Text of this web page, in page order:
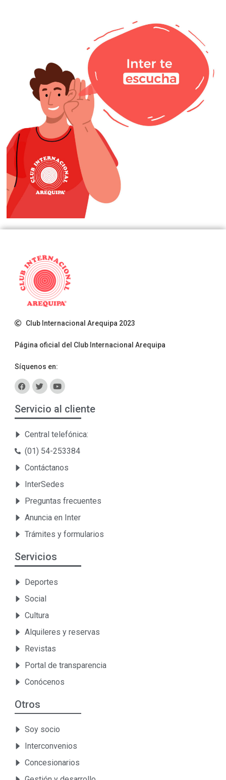
Club Internacional Arequipa 2023
Página oficial del Club Internacional Arequipa
Síquenos en:
Servicio al cliente
Central telefónica:
(01) 54-253384
Contáctanos
InterSedes
Preguntas frecuentes
Anuncia en Inter
Trámites y formularios
Servicios
Deportes
Social
Cultura
Alquileres y reservas
Revistas
Portal de transparencia
Conócenos
Otros
Soy socio
Interconvenios
Concesionarios